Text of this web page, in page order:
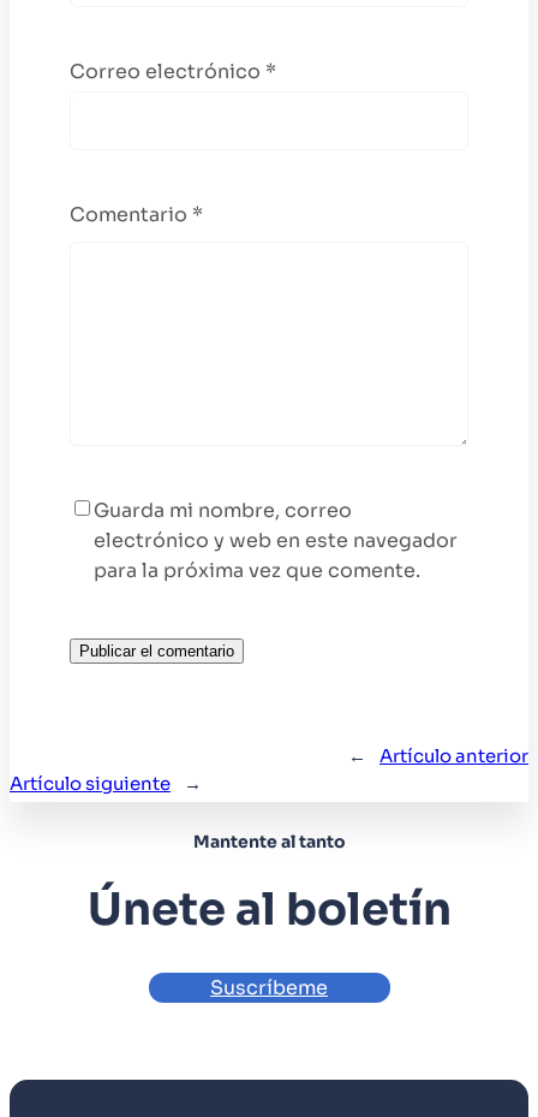
Correo electrónico *
Comentario *
Guarda mi nombre, correo
electrónico y web en este navegador
para la próxima vez que comente.
←
Artículo anterior
Artículo siguiente
→
Mantente al tanto
Únete al boletín
Suscríbeme